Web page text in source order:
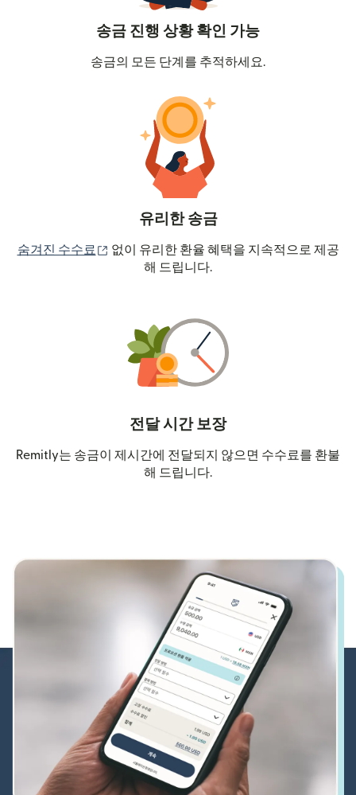
송금 진행 상황 확인 가능
송금의 모든 단계를 추적하세요.
유리한 송금
숨겨진 수수료 (새 창에서 열림)
없이 유리한 환율 혜택을 지속적으로 제공
해 드립니다.
전달 시간 보장
Remitly는 송금이 제시간에 전달되지 않으면 수수료를 환불
해 드립니다.